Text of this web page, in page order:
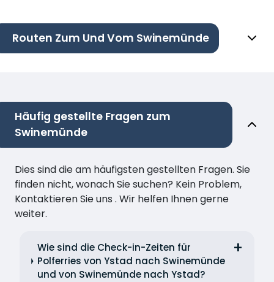
Routen Zum Und Vom Swinemünde
Häufig gestellte Fragen zum
Swinemünde
Dies sind die am häufigsten gestellten Fragen. Sie
finden nicht, wonach Sie suchen? Kein Problem,
Kontaktieren Sie uns . Wir helfen Ihnen gerne
weiter.
Wie sind die Check-in-Zeiten für
Polferries von Ystad nach Swinemünde
und von Swinemünde nach Ystad?